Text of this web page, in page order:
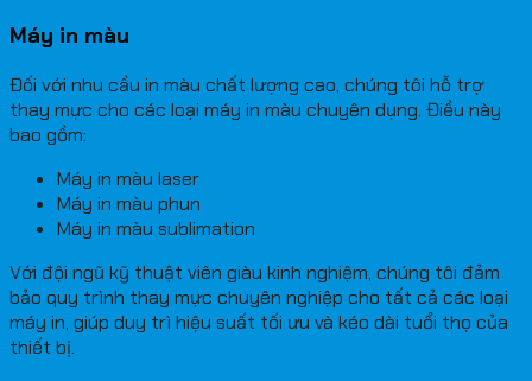
Máy in màu
Đối với nhu cầu in màu chất lượng cao, chúng tôi hỗ trợ
thay mực cho các loại máy in màu chuyên dụng. Điều này
bao gồm:
Máy in màu laser
Máy in màu phun
Máy in màu sublimation
Với đội ngũ kỹ thuật viên giàu kinh nghiệm, chúng tôi đảm
bảo quy trình thay mực chuyên nghiệp cho tất cả các loại
máy in, giúp duy trì hiệu suất tối ưu và kéo dài tuổi thọ của
thiết bị.